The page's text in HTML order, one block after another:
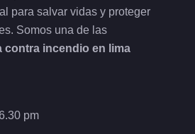
para salvar vidas y proteger
Somos una de las
contra incendio en lima
pm